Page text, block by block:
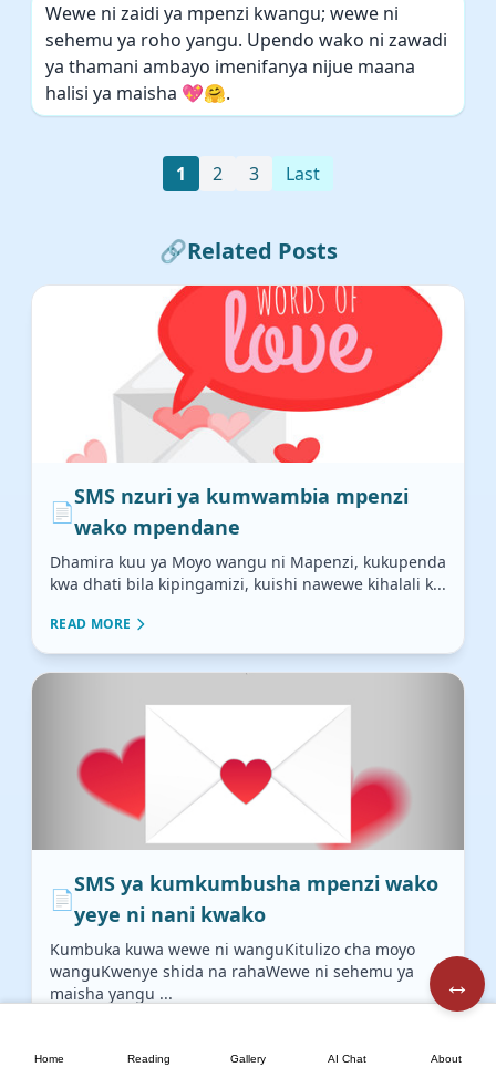
↔️
Wewe ni zaidi ya mpenzi kwangu; wewe ni
sehemu ya roho yangu. Upendo wako ni zawadi
ya thamani ambayo imenifanya nijue maana
halisi ya maisha 💖🤗.
1 2 3 Last
🔗Related Posts
📄
SMS nzuri ya kumwambia mpenzi
wako mpendane
Dhamira kuu ya Moyo wangu ni Mapenzi, kukupenda
kwa dhati bila kipingamizi, kuishi nawewe kihalali k...
READ MORE
📄
SMS ya kumkumbusha mpenzi wako
yeye ni nani kwako
Kumbuka kuwa wewe ni wanguKitulizo cha moyo
wanguKwenye shida na rahaWewe ni sehemu ya
maisha yangu ...
Home Reading Gallery AI Chat About